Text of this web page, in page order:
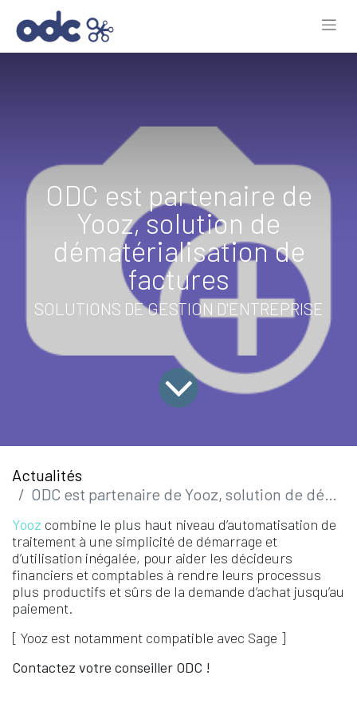
ODC est partenaire de
Yooz, solution de
dématérialisation de
factures
SOLUTIONS DE GESTION D'ENTREPRISE
Actualités
ODC est partenaire de Yooz, solution de dématérialisation de factures
Yooz combine le plus haut niveau d’automatisation de
traitement à une simplicité de démarrage et
d’utilisation inégalée, pour aider les décideurs
financiers et comptables à rendre leurs processus
plus productifs et sûrs de la demande d’achat jusqu’au
paiement.
[ Yooz est notamment compatible avec Sage ]
Contactez votre conseiller ODC !